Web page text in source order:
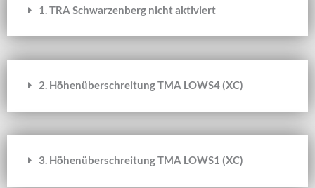
1. TRA Schwarzenberg nicht aktiviert
2. Höhenüberschreitung TMA LOWS4 (XC)
3. Höhenüberschreitung TMA LOWS1 (XC)